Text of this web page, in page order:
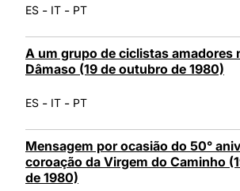
ES - IT - PT
A um grupo de ciclistas amadores
Dâmaso (19 de outubro de 1980)
ES - IT - PT
Mensagem por ocasião do 50°
coroação da Virgem do Caminho
de 1980)